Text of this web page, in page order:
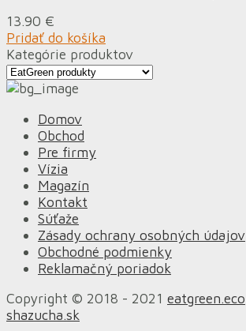
13.90 €
Pridať do košíka
Kategórie produktov
Domov
Obchod
Pre firmy
Vízia
Magazín
Kontakt
Súťaže
Zásady ochrany osobných údajov
Obchodné podmienky
Reklamačný poriadok
Copyright © 2018 - 2021 eatgreen.eco
shazucha.sk